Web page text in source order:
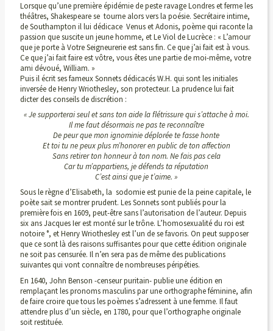
Lorsque qu’une première épidémie de peste ravage Londres et ferme les
théâtres, Shakespeare se tourne alors vers la poésie. Secrétaire intime,
de Southampton il lui dédicace Venus et Adonis, poème qui raconte la
passion que suscite un jeune homme, et Le Viol de Lucrèce : « L’amour
que je porte à Votre Seigneurerie est sans fin. Ce que j’ai fait est à vous.
Ce que j’ai fait faire est vôtre, vous êtes une partie de moi-même, votre
ami dévoué, William. »
Puis il écrit ses fameux Sonnets dédicacés W.H. qui sont les initiales
inversée de Henry Wriothesley, son protecteur. La prudence lui fait
dicter des conseils de discrétion :
« Je supporterai seul et sans ton aide la flétrissure qui s’attache à moi.
Il me faut désormais ne pas te reconnaître
De peur que mon ignominie déplorée te fasse honte
Et toi tu ne peux plus m’honorer en public de ton affection
Sans retirer ton honneur à ton nom. Ne fais pas cela
Car tu m’appartiens, je défends ta réputation
C’est ainsi que je t’aime. »
Sous le règne d’Elisabeth, la sodomie est punie de la peine capitale, le
poète sait se montrer prudent. Les Sonnets sont publiés pour la
première fois en 1609, peut-être sans l’autorisation de l’auteur. Depuis
six ans Jacques Ier est monté sur le trône. L’homosexualité du roi est
notoire °, et Henry Wriothesley est l’un de se favoris. On peut supposer
que ce sont là des raisons suffisantes pour que cette édition originale
ne soit pas censurée. Il n’en sera pas de même des publications
suivantes qui vont connaître de nombreuses péripéties.
En 1640, John Benson -censeur puritain- publie une édition en
remplaçant les pronoms masculins par une orthographe féminine, afin
de faire croire que tous les poèmes s’adressent à une femme. Il faut
attendre plus d’un siècle, en 1780, pour que l’orthographe originale
soit restituée.